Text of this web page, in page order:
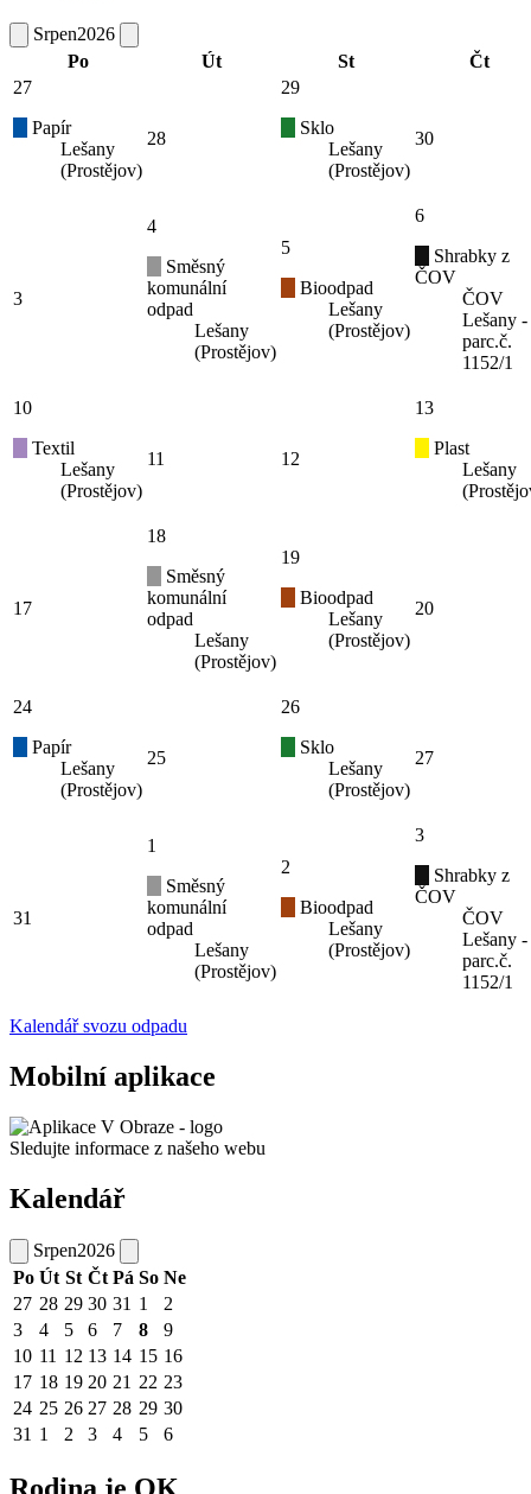
Srpen2026
Po
Út St
Čt
27
Papír
Lešany
(Prostějov)
28
29
Sklo
Lešany
(Prostějov)
30
3
4
Směsný
komunální
odpad
Lešany
(Prostějov)
5
Bioodpad
Lešany
(Prostějov)
6
Shrabky z
ČOV
ČOV
Lešany -
parc.č.
1152/1
10
Textil
Lešany
(Prostějov)
11 12
13
Plast
Lešany
17
18
Směsný
komunální
odpad
Lešany
(Prostějov)
19
Bioodpad
Lešany
(Prostějov)
20
24
Papír
Lešany
(Prostějov)
25
26
Sklo
Lešany
(Prostějov)
27
31
1
Směsný
komunální
odpad
Lešany
(Prostějov)
2
Bioodpad
Lešany
(Prostějov)
3
Shrabky z
ČOV
ČOV
Lešany -
parc.č.
1152/1
Kalendář svozu odpadu
Mobilní aplikace
Sledujte informace z našeho webu
Kalendář
Srpen2026
Po Út St Čt Pá So Ne
27 28 29 30 31 1
2
3
4 5 6 7 8
9
10 11 12 13 14 15 16
17 18 19 20 21 22 23
24 25 26 27 28 29 30
31 1 2 3 4 5 6